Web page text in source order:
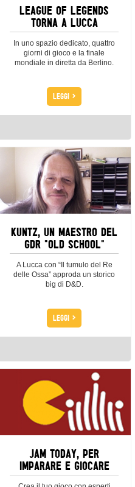
LEAGUE OF LEGENDS
TORNA A LUCCA
In uno spazio dedicato, quattro
giorni di gioco e la finale
mondiale in diretta da Berlino.
LEGGI >
KUNTZ, UN MAESTRO DEL
GDR "OLD SCHOOL"
A Lucca con “Il tumulo del Re
delle Ossa” approda un storico
big di D&D.
LEGGI >
JAM TODAY, PER
IMPARARE E GIOCARE